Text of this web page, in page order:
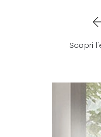
Scopri